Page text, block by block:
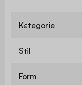
Kategorie
Stil
Form